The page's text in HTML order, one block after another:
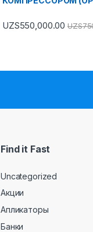
UZS550,000.00 UZS
Find it Fast
Uncategorized
Акции
Апликаторы
Банки